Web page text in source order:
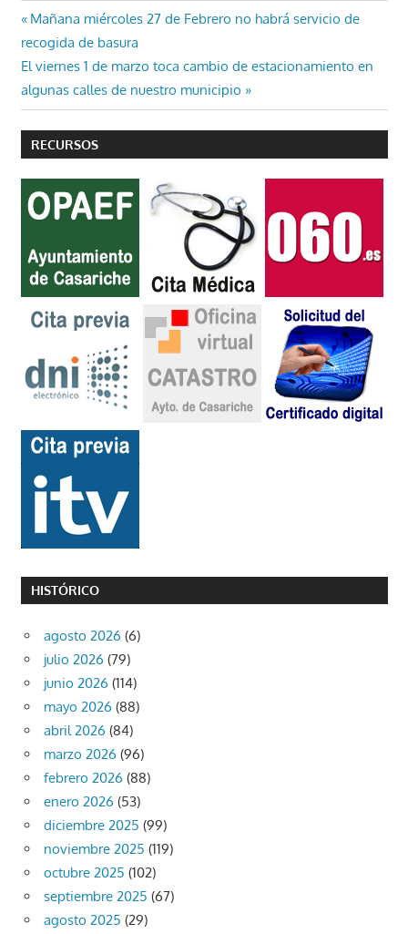
Navegación
de
entradas
Entrada
anterior:
Mañana miércoles 27 de Febrero no habrá servicio de
recogida de basura
Entrada
siguiente:
El viernes 1 de marzo toca cambio de estacionamiento en
algunas calles de nuestro municipio
RECURSOS
HISTÓRICO
agosto 2026 (6)
julio 2026 (79)
junio 2026 (114)
mayo 2026 (88)
abril 2026 (84)
marzo 2026 (96)
febrero 2026 (88)
enero 2026 (53)
diciembre 2025 (99)
noviembre 2025 (119)
octubre 2025 (102)
septiembre 2025 (67)
agosto 2025 (29)